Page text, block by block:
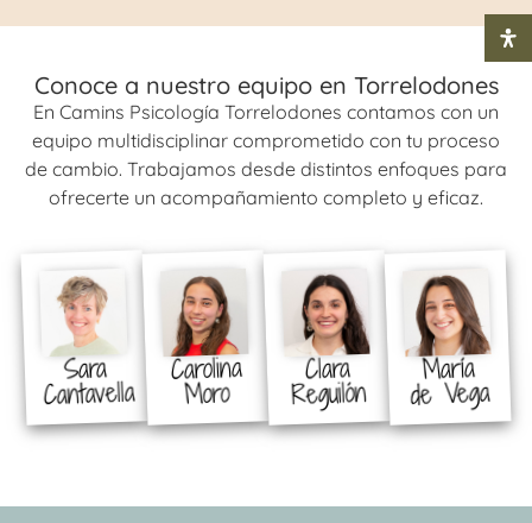
Conoce a nuestro equipo en Torrelodones
En Camins Psicología Torrelodones contamos con un
equipo multidisciplinar comprometido con tu proceso
de cambio. Trabajamos desde distintos enfoques para
ofrecerte un acompañamiento completo y eficaz.
Sara
Cantavella
Carolina
Moro
Clara
Reguilón
María
de Vega